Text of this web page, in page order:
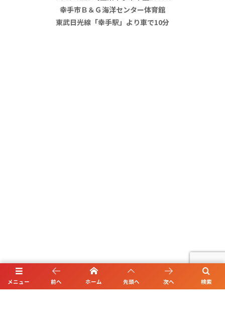
幸手市Ｂ＆Ｇ海洋センター体育館
東武日光線「幸手駅」より車で10分
メニュー 検索
前へ ホーム 先頭へ 次へ